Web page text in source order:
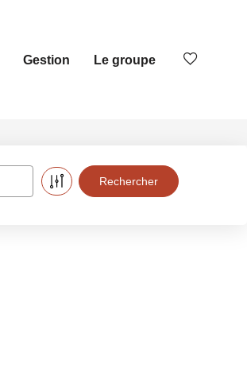
Gestion Le groupe